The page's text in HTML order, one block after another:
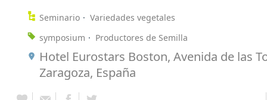
Seminario
Variedades vegetales
symposium
Productores de Semilla
Hotel Eurostars Boston, Avenida de las
Zaragoza, España